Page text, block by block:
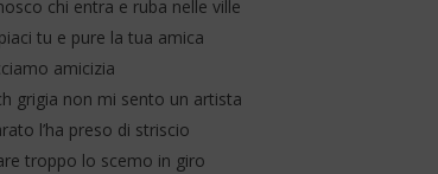
chi entra e ruba nelle ville
tu e pure la tua amica
amicizia
grigia non mi sento un artista
l’ha preso di striscio
troppo lo scemo in giro